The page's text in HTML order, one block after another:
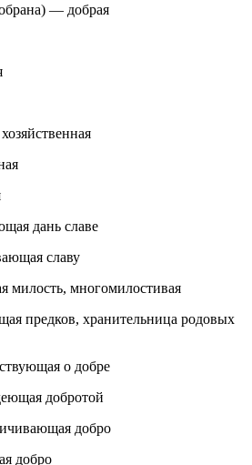
— добрая
дань славе
славу
многомилостивая
предков, хранительница родовых
о добре
добротой
добро
добро